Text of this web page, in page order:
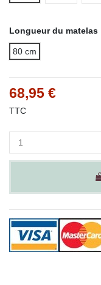
Longueur du matelas
80 cm
68,95 €
TTC